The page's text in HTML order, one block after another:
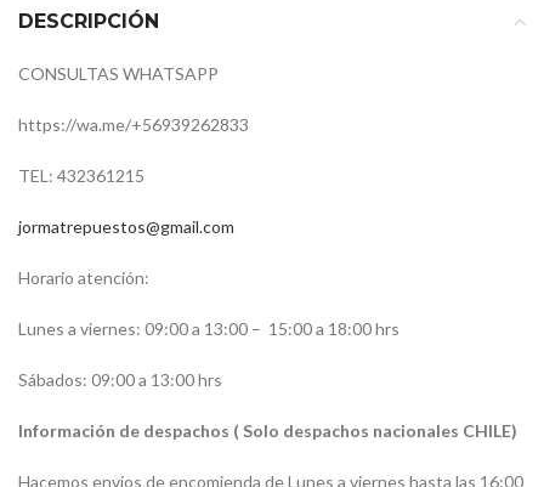
DESCRIPCIÓN
CONSULTAS WHATSAPP
https://wa.me/+56939262833
TEL: 432361215
jormatrepuestos@gmail.com
Horario atención:
Lunes a viernes: 09:00 a 13:00 – 15:00 a 18:00 hrs
Sábados: 09:00 a 13:00 hrs
Información de despachos ( Solo despachos nacionales CHILE)
Hacemos envíos de encomienda de Lunes a viernes hasta las 16:00